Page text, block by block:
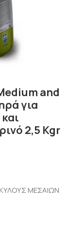
and
για
2,5 Kgr
ΜΕΣΑΙΩΝ